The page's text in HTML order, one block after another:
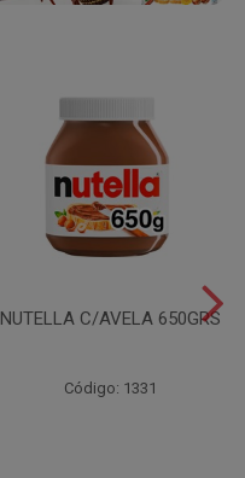
NUTELLA C/AVELA 650GRS
Código: 1331